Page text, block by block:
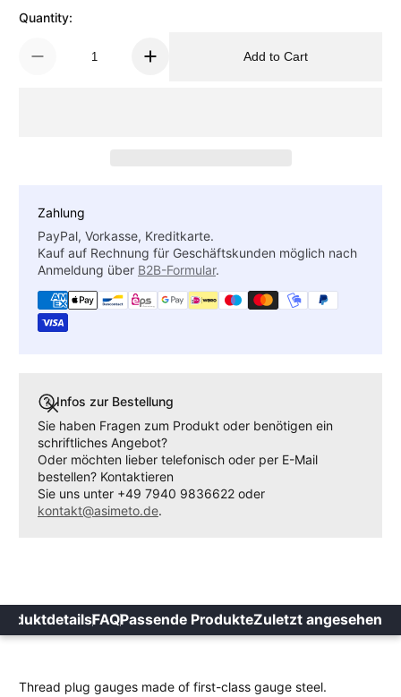
Quantity:
Add to Cart
Zahlung
PayPal, Vorkasse, Kreditkarte.
Kauf auf Rechnung für Geschäftskunden möglich nach
Anmeldung über B2B-Formular.
Infos zur Bestellung
Sie haben Fragen zum Produkt oder benötigen ein
schriftliches Angebot?
Oder möchten lieber telefonisch oder per E-Mail
bestellen? Kontaktieren
Sie uns unter +49 7940 9836622 oder
kontakt@asimeto.de.
FAQPassende ProdukteZuletzt angesehen
Thread plug gauges made of first-class gauge steel.